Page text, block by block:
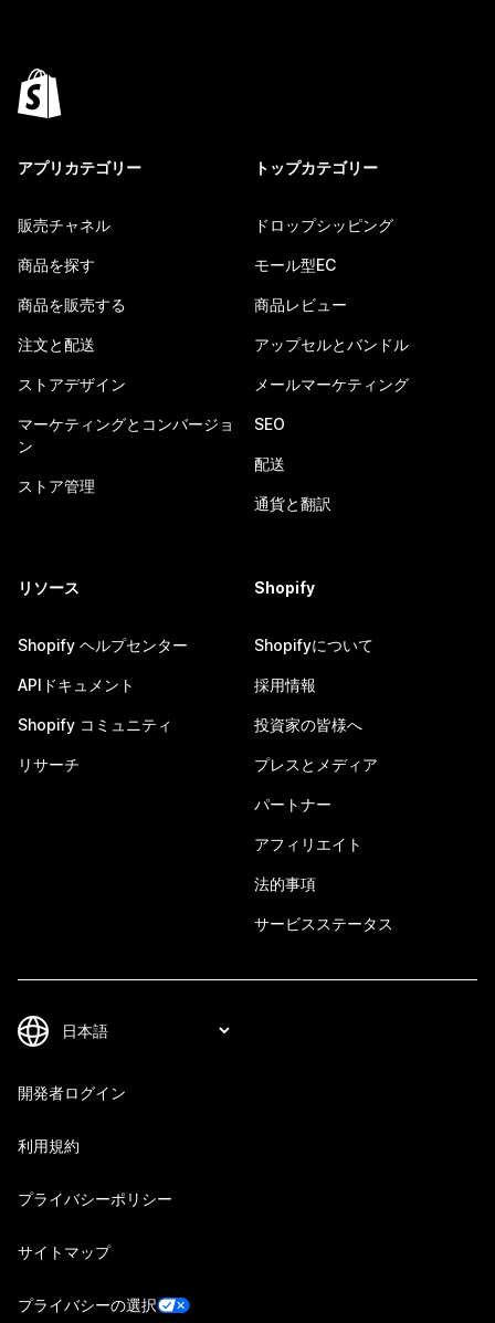
アプリカテゴリー
販売チャネル
商品を探す
商品を販売する
注文と配送
ストアデザイン
マーケティングとコンバージョ
ン
ストア管理
トップカテゴリー
ドロップシッピング
モール型EC
商品レビュー
アップセルとバンドル
メールマーケティング
SEO
配送
通貨と翻訳
リソース
Shopify ヘルプセンター
APIドキュメント
Shopify コミュニティ
リサーチ
Shopify
Shopifyについて
採用情報
投資家の皆様へ
プレスとメディア
パートナー
アフィリエイト
法的事項
サービスステータス
開発者ログイン
利用規約
プライバシーポリシー
サイトマップ
プライバシーの選択